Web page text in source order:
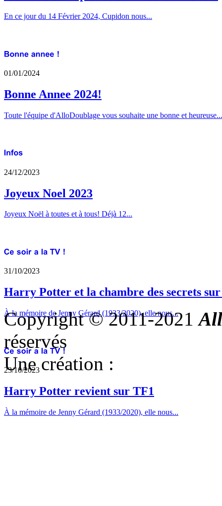
En ce jour du 14 Février 2024, Cupidon nous...
01/01/2024
Bonne Annee 2024!
Toute l'équipe d'AlloDoublage vous souhaite une bonne et heureuse...
24/12/2023
Joyeux Noel 2023
Joyeux Noël à toutes et à tous! Déjà 12...
31/10/2023
Harry Potter et la chambre des secrets
À la mémoire de Jenny Gérard (1933/2020), elle nous...
23/10/2023
Harry Potter revient sur TF1
À la mémoire de Jenny Gérard (1933/2020), elle nous...
Copyright © 2011-2021
réservés
Une création :